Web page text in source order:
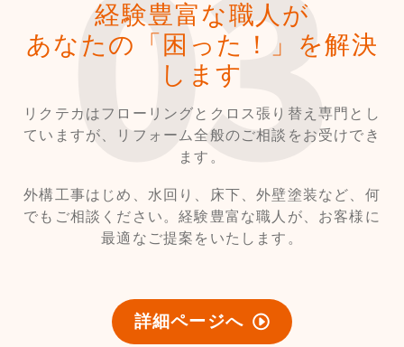
経験豊富な職人が
あなたの「困った！」を解決
します
リクテカはフローリングとクロス張り替え専門とし
ていますが、リフォーム全般のご相談をお受けでき
ます。
外構工事はじめ、水回り、床下、外壁塗装など、何
でもご相談ください。経験豊富な職人が、お客様に
最適なご提案をいたします。
詳細ページへ